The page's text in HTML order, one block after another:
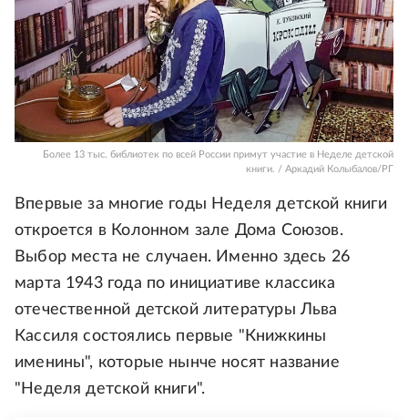
Более 13 тыс. библиотек по всей России примут участие в Неделе детской
книги. / Аркадий Колыбалов/РГ
Впервые за многие годы Неделя детской книги
откроется в Колонном зале Дома Союзов.
Выбор места не случаен. Именно здесь 26
марта 1943 года по инициативе классика
отечественной детской литературы Льва
Кассиля состоялись первые "Книжкины
именины", которые нынче носят название
"Неделя детской книги".